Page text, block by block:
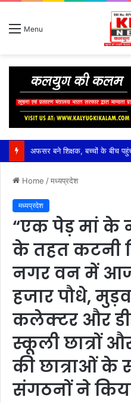
Menu
Home /मध्यप्रदेश
मध्यप्रदेश
“एक पेड़ मां के
के तहत कटनी
नगर वन में आज
हजार पौधे,
कलेक्टर और
स्कूली छात्रों
की छात्राओं के
संगठनों ने